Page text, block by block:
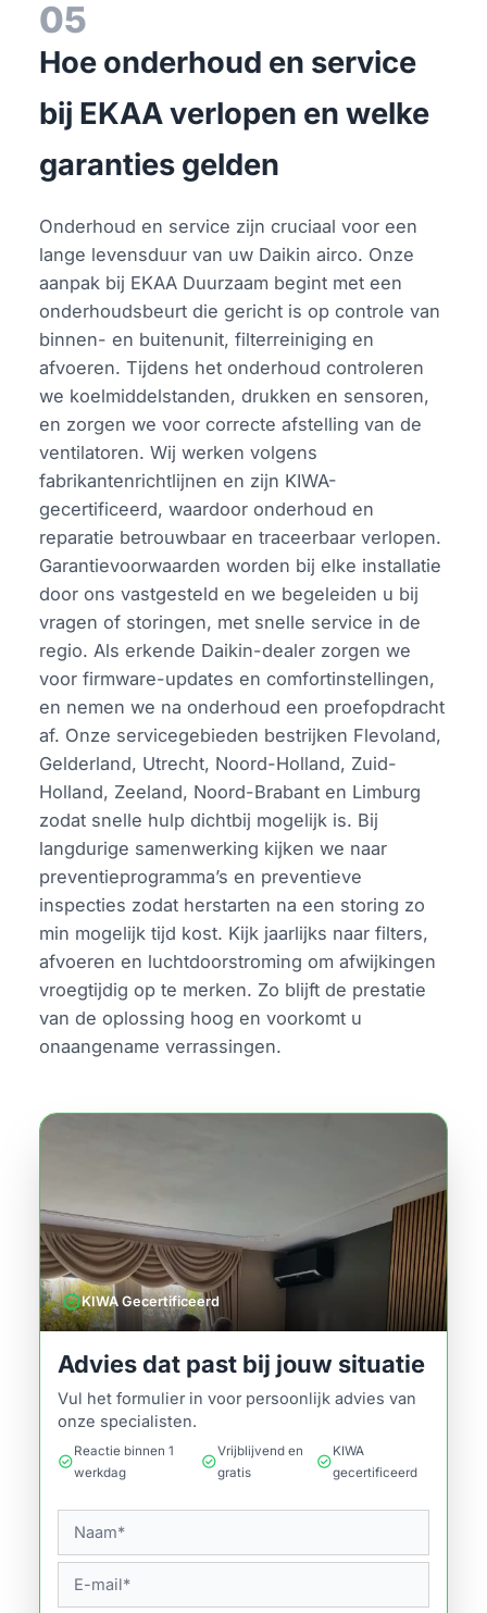
05
Hoe onderhoud en service
bij EKAA verlopen en welke
garanties gelden
Onderhoud en service zijn cruciaal voor een
lange levensduur van uw Daikin airco. Onze
aanpak bij EKAA Duurzaam begint met een
onderhoudsbeurt die gericht is op controle van
binnen- en buitenunit, filterreiniging en
afvoeren. Tijdens het onderhoud controleren
we koelmiddelstanden, drukken en sensoren,
en zorgen we voor correcte afstelling van de
ventilatoren. Wij werken volgens
fabrikantenrichtlijnen en zijn KIWA-
gecertificeerd, waardoor onderhoud en
reparatie betrouwbaar en traceerbaar verlopen.
Garantievoorwaarden worden bij elke installatie
door ons vastgesteld en we begeleiden u bij
vragen of storingen, met snelle service in de
regio. Als erkende Daikin-dealer zorgen we
voor firmware-updates en comfortinstellingen,
en nemen we na onderhoud een proefopdracht
af. Onze servicegebieden bestrijken Flevoland,
Gelderland, Utrecht, Noord-Holland, Zuid-
Holland, Zeeland, Noord-Brabant en Limburg
zodat snelle hulp dichtbij mogelijk is. Bij
langdurige samenwerking kijken we naar
preventieprogramma’s en preventieve
inspecties zodat herstarten na een storing zo
min mogelijk tijd kost. Kijk jaarlijks naar filters,
afvoeren en luchtdoorstroming om afwijkingen
vroegtijdig op te merken. Zo blijft de prestatie
van de oplossing hoog en voorkomt u
onaangename verrassingen.
verifiedKIWA Gecertificeerd
Advies dat past bij jouw situatie
Vul het formulier in voor persoonlijk advies van
onze specialisten.
check_circle
Reactie binnen 1
werkdag
check_circle
Vrijblijvend en
gratis
check_circle
KIWA
gecertificeerd